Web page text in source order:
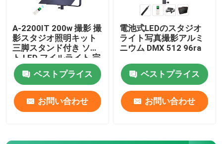
A-2200IT 200w 撮影 撮
影スタジオ照明キット
三脚スタンド付き ソフ
ト LED フイルライト 完
全セット ライブストリ
ーム ベストプライス
お問い合わせ
電池式LEDのスタジオ
ライト写真撮影アルミ
ニウム DMX 512 96ra
ベストプライス
お問い合わせ